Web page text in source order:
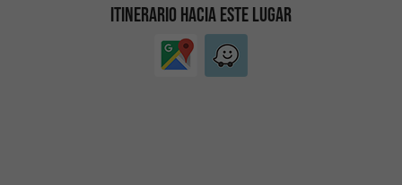
ITINERARIO HACIA ESTE LUGAR